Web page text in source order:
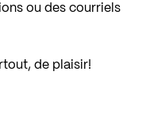
ou des courriels
de plaisir!